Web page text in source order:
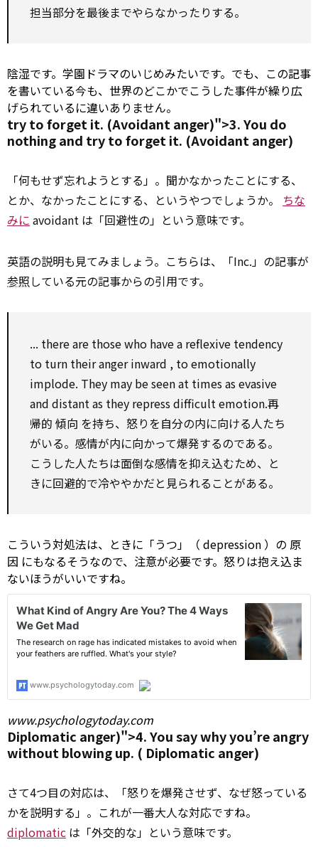
担当部分を最後までやらなかったりする。
陰湿です。学園ドラマのいじめみたいです。でも、この記事
を書いている今も、世界のどこかでこうした事件が繰り広
げられているに違いありません。
try to forget it. (Avoidant anger)">3. You do
nothing and try toforget it. (Avoidant anger)
「何もせず忘れようとする」。聞かなかったことにする、
とか、なかったことにする、というやつでしょうか。 ちな
みに avoidant は「回避性の」という意味です。
英語の説明も見てみましょう。こちらは、「Inc.」の記事が
参照している元の記事からの引用です。
... there are those who have a reflexive tendency
to turn their angerinward , toemotionally
implode. They may beseen at times as evasive
and distantas they repress difficult emotion.再
帰的 傾向 を持ち、怒りを自分の内に向ける人たち
がいる。感情が内に向かって爆発するのである。
こうした人たちは面倒な感情を抑え込むため、と
きに回避的で冷ややかだと見られることがある。
こういう対処法は、ときに「うつ」（ depression ）の 原
因 にもなるそうなので、注意が必要です。怒りは抱え込ま
ないほうがいいですね。
www.psychologytoday.com
Diplomatic anger)">4. You say why you’re angry
without blowing up. ( Diplomatic anger)
さて4つ目の対応は、「怒りを爆発させず、なぜ怒っている
かを説明する」。これが一番大人な対応ですね。
diplomatic は「外交的な」という意味です。